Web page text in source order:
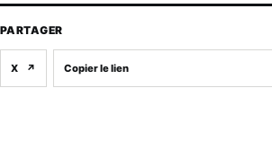
PARTAGER
X ↗ Copier le lien